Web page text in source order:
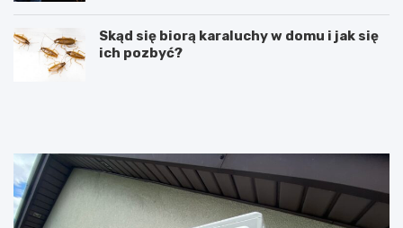
Skąd się biorą karaluchy w domu i jak się
ich pozbyć?
o
w
a
n
k
a
c
z